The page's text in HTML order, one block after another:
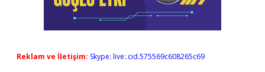
Reklam ve İletişim: Skype: live:.cid.575569c608265c69